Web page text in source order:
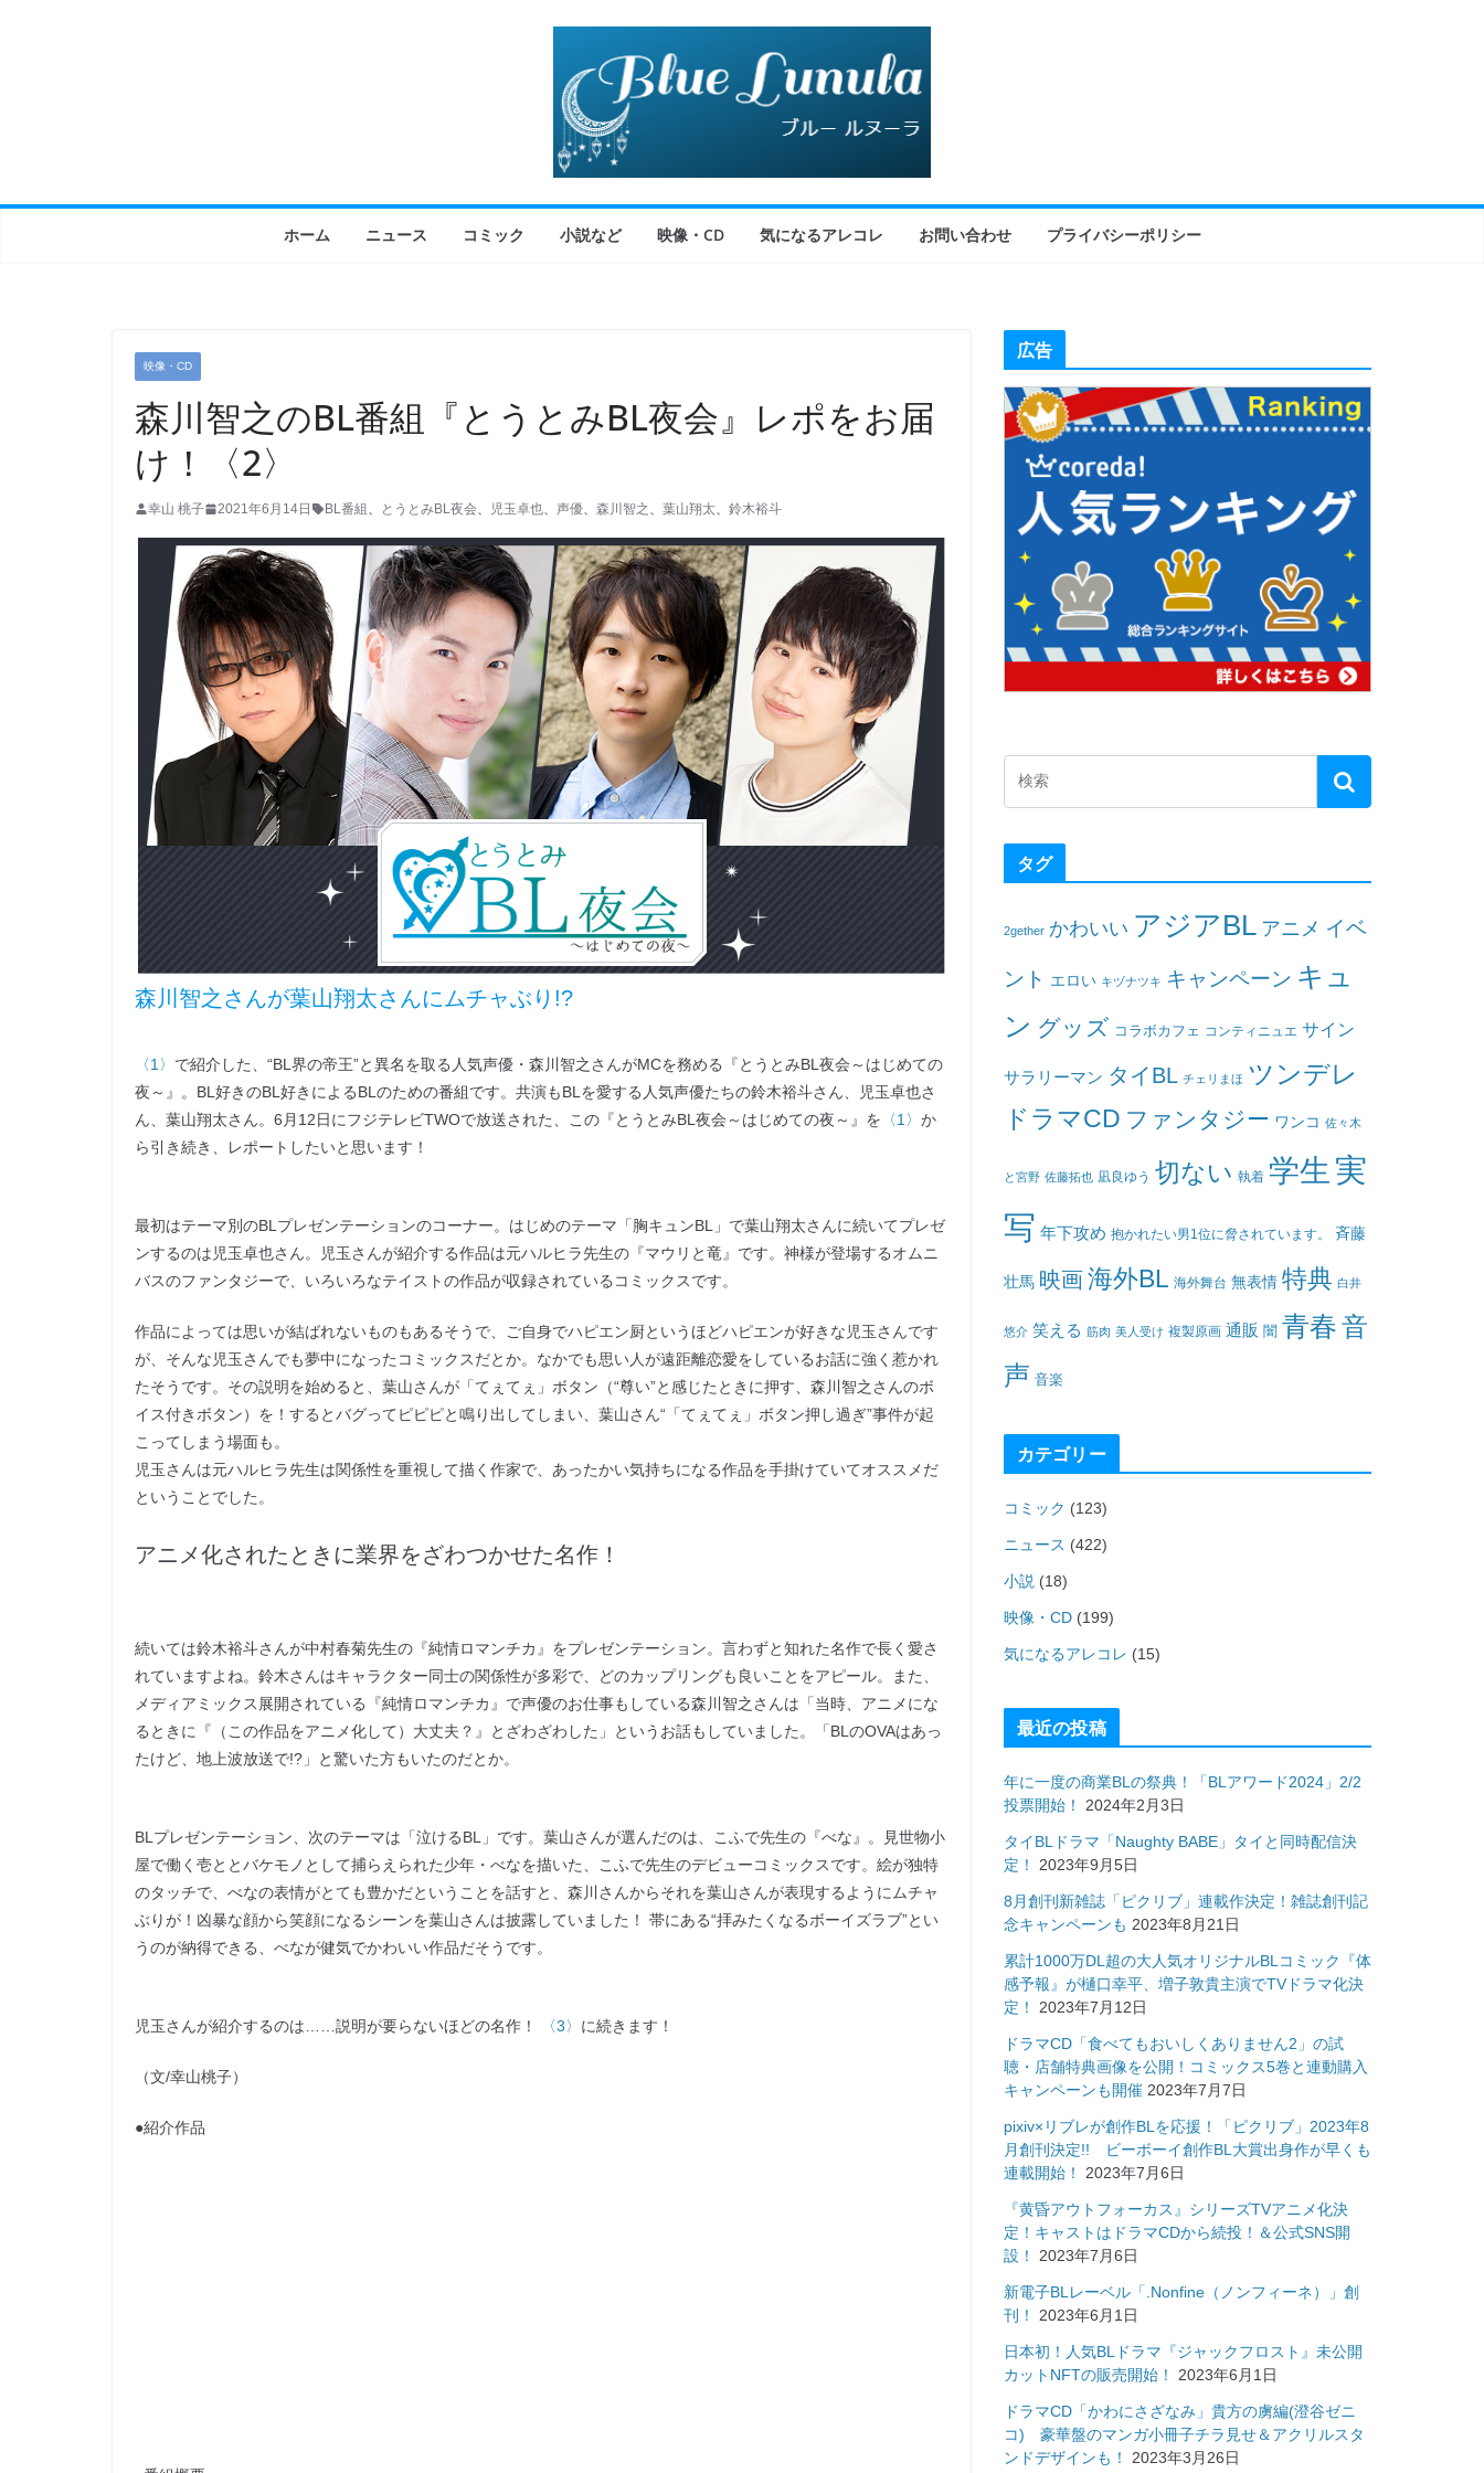
ホーム ニュース コミック 小説など 映像・CD 気になるアレコレ お問い合わせ プライバシーポリシー
映像・CD
森川智之のBL番組『とうとみBL夜会』レポをお届
け！〈2〉
幸山 桃子 2021年6月14日 BL番組 とうとみBL夜会 児玉卓也 声優 森川智之 葉山翔太 鈴木裕斗
森川智之さんが葉山翔太さんにムチャぶり!?
〈1〉 で紹介した、“BL界の帝王”と異名を取る人気声優・森川智之さんがMCを務める『とうとみBL夜会～はじめての
夜～』。BL好きのBL好きによるBLのための番組です。共演もBLを愛する人気声優たちの鈴木裕斗さん、児玉卓也さ
ん、葉山翔太さん。6月12日にフジテレビTWOで放送された、この『とうとみBL夜会～はじめての夜～』を 〈1〉 か
ら引き続き、レポートしたいと思います！
最初はテーマ別のBLプレゼンテーションのコーナー。はじめのテーマ「胸キュンBL」で葉山翔太さんに続いてプレゼ
ンするのは児玉卓也さん。児玉さんが紹介する作品は元ハルヒラ先生の『マウリと竜』です。神様が登場するオムニ
バスのファンタジーで、いろいろなテイストの作品が収録されているコミックスです。
作品によっては思いが結ばれないものもあるそうで、ご自身でハピエン厨というほどハピエンが好きな児玉さんです
が、そんな児玉さんでも夢中になったコミックスだとか。なかでも思い人が遠距離恋愛をしているお話に強く惹かれ
たそうです。その説明を始めると、葉山さんが「てぇてぇ」ボタン（“尊い”と感じたときに押す、森川智之さんのボ
イス付きボタン）を！するとバグってピピピと鳴り出してしまい、葉山さん“「てぇてぇ」ボタン押し過ぎ”事件が起
こってしまう場面も。
児玉さんは元ハルヒラ先生は関係性を重視して描く作家で、あったかい気持ちになる作品を手掛けていてオススメだ
ということでした。
アニメ化されたときに業界をざわつかせた名作！
続いては鈴木裕斗さんが中村春菊先生の『純情ロマンチカ』をプレゼンテーション。言わずと知れた名作で長く愛さ
れていますよね。鈴木さんはキャラクター同士の関係性が多彩で、どのカップリングも良いことをアピール。また、
メディアミックス展開されている『純情ロマンチカ』で声優のお仕事もしている森川智之さんは「当時、アニメにな
るときに『（この作品をアニメ化して）大丈夫？』とざわざわした」というお話もしていました。「BLのOVAはあっ
たけど、地上波放送で!?」と驚いた方もいたのだとか。
BLプレゼンテーション、次のテーマは「泣けるBL」です。葉山さんが選んだのは、こふで先生の『べな』。見世物小
屋で働く壱ととバケモノとして捕らえられた少年・べなを描いた、こふで先生のデビューコミックスです。絵が独特
のタッチで、べなの表情がとても豊かだということを話すと、森川さんからそれを葉山さんが表現するようにムチャ
ぶりが！凶暴な顔から笑顔になるシーンを葉山さんは披露していました！ 帯にある“拝みたくなるボーイズラブ”とい
うのが納得できる、べなが健気でかわいい作品だそうです。
児玉さんが紹介するのは……説明が要らないほどの名作！ 〈3〉 に続きます！
（文/幸山桃子）
●紹介作品
広告
タグ
2gether かわいい アジアBL アニメ イベ
ント エロい キヅナツキ キャンペーン キュ
ン グッズ コラボカフェ コンティニュエ サイン
サラリーマン タイBL チェリまほ ツンデレ
ドラマCD ファンタジー ワンコ 佐々木
と宮野 佐藤拓也 凪良ゆう 切ない 執着 学生 実
写 年下攻め 抱かれたい男1位に脅されています。 斉藤
壮馬 映画海外BL 海外舞台 無表情 特典 白井
悠介 笑える 筋肉 美人受け 複製原画 通販 闇 青春音
声 音楽
カテゴリー
コミック (123)
ニュース (422)
小説 (18)
映像・CD (199)
気になるアレコレ (15)
最近の投稿
年に一度の商業BLの祭典！「BLアワード2024」2/2
投票開始！
2024年2月3日
タイBLドラマ「Naughty BABE」タイと同時配信決
定！
2023年9月5日
8月創刊新雑誌「ピクリブ」連載作決定！雑誌創刊記
念キャンペーンも 2023年8月21日
累計1000万DL超の大人気オリジナルBLコミック『体
感予報』が樋口幸平、増子敦貴主演でTVドラマ化決
定！
2023年7月12日
ドラマCD「食べてもおいしくありません2」の試
聴・店舗特典画像を公開！コミックス5巻と連動購入
キャンペーンも開催 2023年7月7日
pixiv×リブレが創作BLを応援！「ピクリブ」2023年8
月創刊決定!! ビーボーイ創作BL大賞出身作が早くも
連載開始！
2023年7月6日
『黄昏アウトフォーカス』シリーズTVアニメ化決
定！キャストはドラマCDから続投！＆公式SNS開
設！
2023年7月6日
新電子BLレーベル「.Nonfine（ノンフィーネ）」創
刊！
2023年6月1日
日本初！人気BLドラマ『ジャックフロスト』未公開
カットNFTの販売開始！
2023年6月1日
ドラマCD「かわにさざなみ」貴方の虜編(澄谷ゼニ
コ) 豪華盤のマンガ小冊子チラ見せ＆アクリルスタ
ンドデザインも！
2023年3月26日